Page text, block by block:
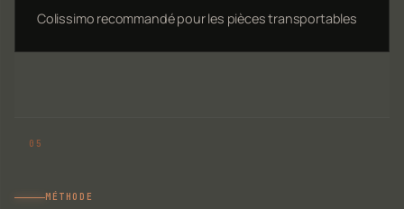
Colissimo recommandé pour les pièces transportables
MÉTHODE